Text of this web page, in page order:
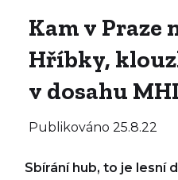
Kam v Praze
Hříbky,
v dosahu
Publikováno 25.8.22
Sbírání hub, to je lesní